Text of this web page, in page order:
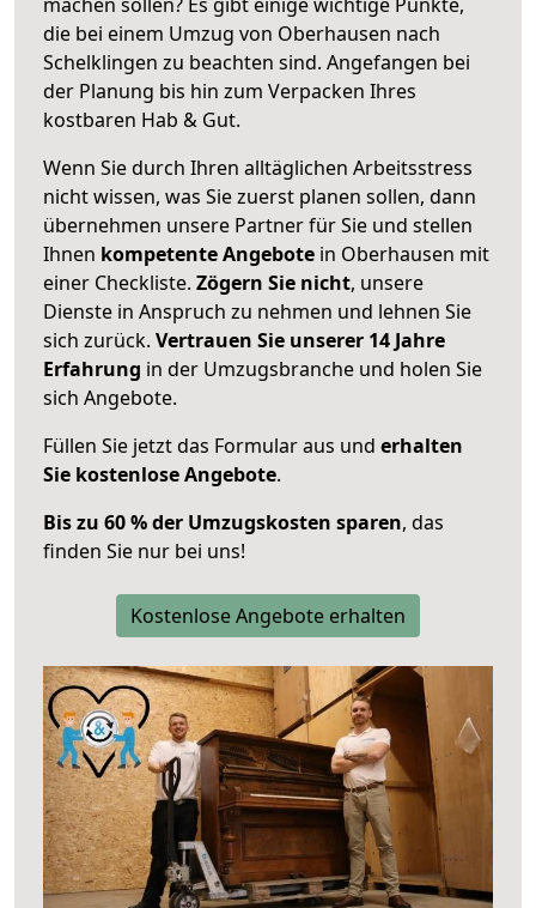
die bei einem Umzug von Oberhausen nach
Schelklingen zu beachten sind. Angefangen bei
der Planung bis hin zum Verpacken Ihres
kostbaren Hab & Gut.
Wenn Sie durch Ihren alltäglichen Arbeitsstress
nicht wissen, was Sie zuerst planen sollen, dann
übernehmen unsere Partner für Sie und stellen
Ihnen kompetente Angebote in Oberhausen mit
einer Checkliste. Zögern Sie nicht, unsere
Dienste in Anspruch zu nehmen und lehnen Sie
sich zurück. Vertrauen Sie unserer 14 Jahre
Erfahrung in der Umzugsbranche und holen Sie
sich Angebote.
Füllen Sie jetzt das Formular aus und erhalten
Sie kostenlose Angebote.
Bis zu 60 % der Umzugskosten sparen, das
finden Sie nur bei uns!
Kostenlose Angebote erhalten